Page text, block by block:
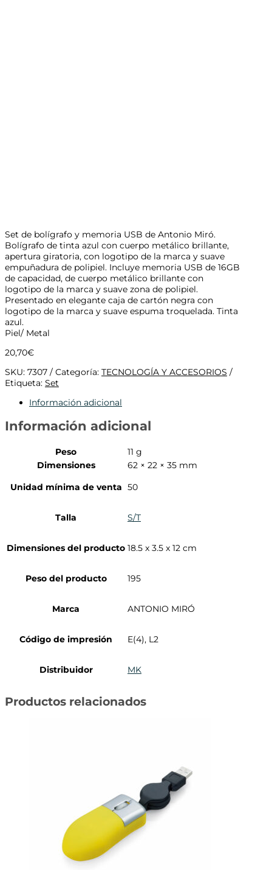
Set de bolígrafo y memoria USB de Antonio Miró.
Bolígrafo de tinta azul con cuerpo metálico brillante,
apertura giratoria, con logotipo de la marca y suave
empuñadura de polipiel. Incluye memoria USB de 16GB
de capacidad, de cuerpo metálico brillante con
logotipo de la marca y suave zona de polipiel.
Presentado en elegante caja de cartón negra con
logotipo de la marca y suave espuma troquelada. Tinta
azul.
Piel/ Metal
20,70€
SKU: 7307 Categoría: TECNOLOGÍA Y ACCESORIOS
Etiqueta: Set
Información adicional
Información adicional
Peso
11 g
Dimensiones
62 × 22 × 35 mm
Unidad mínima de venta 50
Talla S/T
Dimensiones del producto 18.5 x 3.5 x 12 cm
Peso del producto 195
Marca ANTONIO MIRÓ
Código de impresión E(4), L2
Distribuidor MK
Productos relacionados